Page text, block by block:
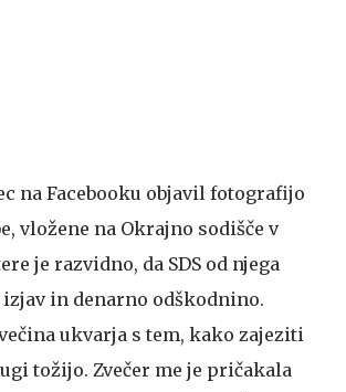
na Facebooku objavil fotografijo
vložene na Okrajno sodišče v
je razvidno, da SDS od njega
in denarno odškodnino.
ukvarja s tem, kako zajeziti
tožijo. Zvečer me je pričakala